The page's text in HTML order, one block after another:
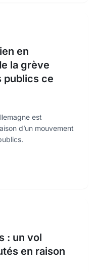
en
la grève
publics ce
est
d’un mouvement
: un vol
en raison